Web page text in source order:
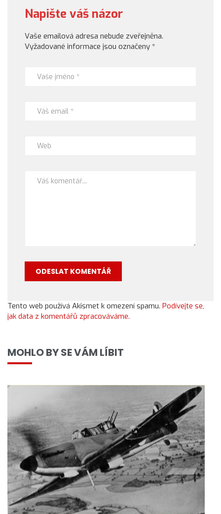
Napište váš názor
Vaše emailová adresa nebude zveřejněna.
Vyžadované informace jsou označeny *
Tento web používá Akismet k omezení spamu. Podívejte se,
jak data z komentářů zpracováváme.
MOHLO BY SE VÁM LÍBIT